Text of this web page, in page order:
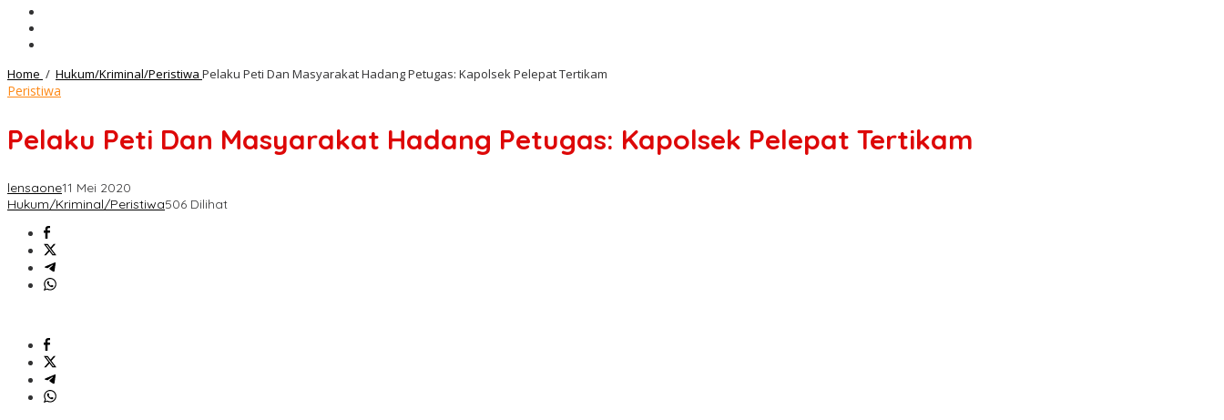
Home / Hukum/Kriminal/Peristiwa Pelaku Peti Dan Masyarakat Hadang Petugas: Kapolsek Pelepat Tertikam
Peristiwa
Pelaku Peti Dan Masyarakat Hadang Petugas: Kapolsek Pelepat Tertikam
lensaone11 Mei 2020
Hukum/Kriminal/Peristiwa506 Dilihat